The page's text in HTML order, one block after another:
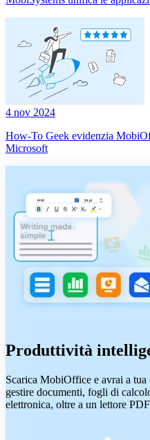
4 nov 2024
How-To Geek evidenzia
Microsoft
Produttività
Scarica MobiOffice e avrai a
gestire documenti, fogli di
elettronica, oltre a un lettore